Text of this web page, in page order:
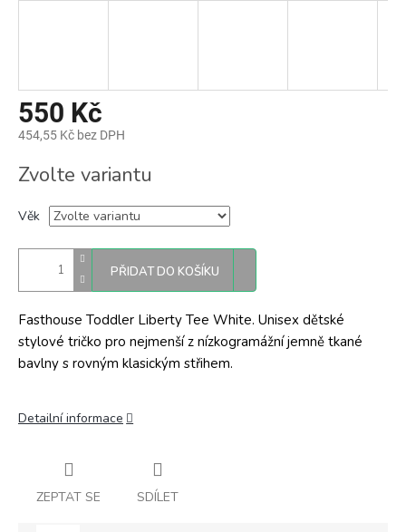
550 Kč
454,55 Kč bez DPH
cena:
Zvolte variantu
Věk
PŘIDAT DO KOŠÍKU
Fasthouse Toddler Liberty Tee White. Unisex dětské
stylové tričko pro nejmenší z nízkogramážní jemně tkané
bavlny s rovným klasickým střihem.
Detailní informace
ZEPTAT SE SDÍLET